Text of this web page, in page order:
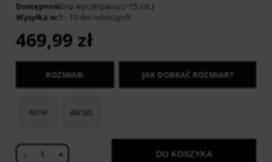
Dostępność: na wyczerpaniu (<15 szt.)
Wysyłka w:5 - 10 dni roboczych
469,99 zł
ROZMIAR: JAK DOBRAĆ ROZMIAR?
40/M 48/3XL
- + DO KOSZYKA